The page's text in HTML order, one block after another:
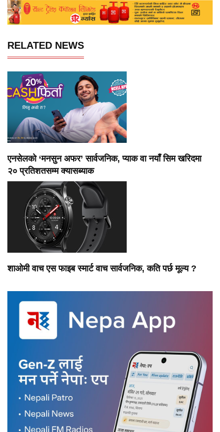
RELATED NEWS
एनसेलको ‘मनसुन अफर’ सार्वजनिक, प्याक वा नयाँ सिम खरिदमा
२० प्रतिशतसम्म क्यासब्याक
शाओमी वाच एस फाइब स्मार्ट वाच सार्वजनिक, कति पर्छ मूल्य ?